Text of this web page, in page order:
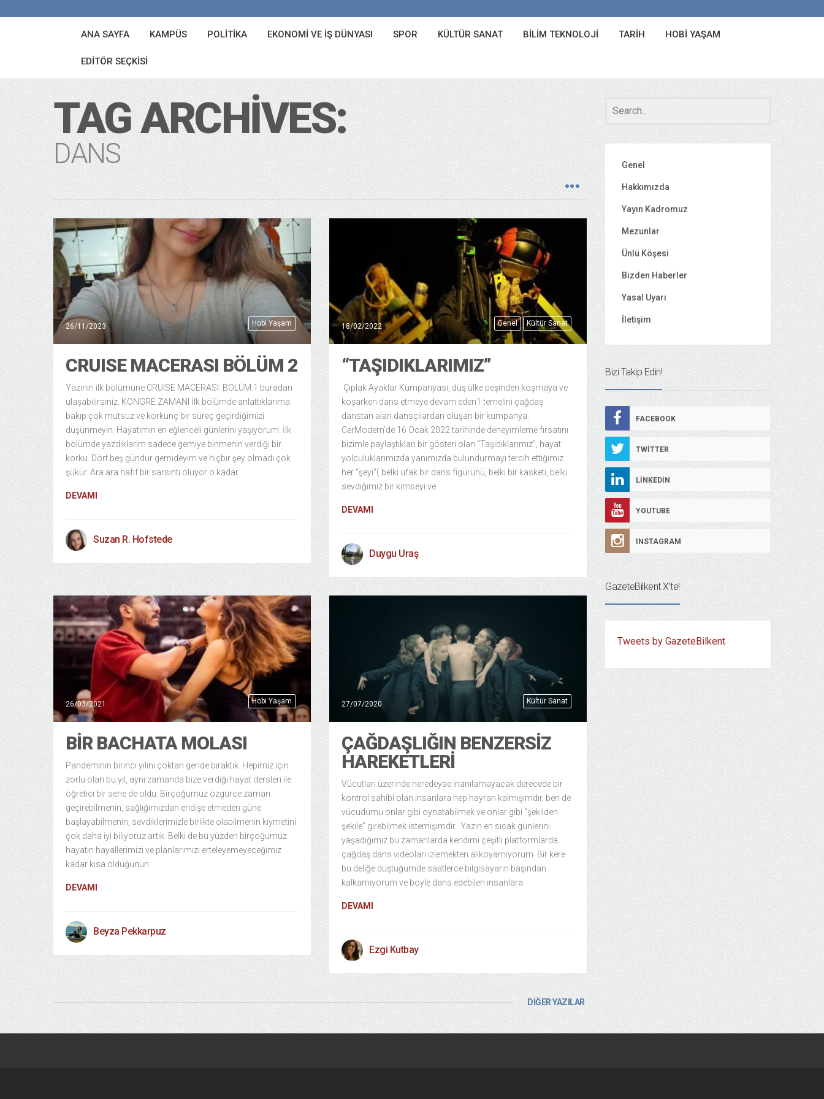
ANA SAYFA KAMPÜS POLITIKA EKONOMI VE İŞ DÜNYASI SPOR KÜLTÜR SANAT BILIM TEKNOLOJI TARIH HOBI YAŞAM
EDITÖR SEÇKISI
TAG ARCHIVES:
DANS
Hobi Yaşam
26/11/2023
CRUISE MACERASI BÖLÜM 2
Yazının ilk bölümüne CRUISE MACERASI: BÖLÜM 1 buradan
ulaşabilirsiniz. KONGRE ZAMANI İlk bölümde anlattıklarıma
bakıp çok mutsuz ve korkunç bir süreç geçirdiğimizi
düşünmeyin. Hayatımın en eğlenceli günlerini yaşıyorum. İlk
bölümde yazdıklarım sadece gemiye binmenin verdiği bir
korku. Dört beş gündür gemideyim ve hiçbir şey olmadı çok
şükür. Ara ara hafif bir sarsıntı oluyor o kadar.
DEVAMI
Suzan R. Hofstede
Genel Kültür Sanat
18/02/2022
“TAŞIDIKLARIMIZ”
Çıplak Ayaklar Kumpanyası, düş ülke peşinden koşmaya ve
koşarken dans etmeye devam eden1 temelini çağdaş
danstan alan dansçılardan oluşan bir kumpanya.
CerModern’de 16 Ocak 2022 tarihinde deneyimleme fırsatını
bizimle paylaştıkları bir gösteri olan “Taşıdıklarımız”, hayat
yolculuklarımızda yanımızda bulundurmayı tercih ettiğimiz
her “şeyi”( belki ufak bir dans figürünü, belki bir kasketi, belki
sevdiğimiz bir kimseyi ve
DEVAMI
Duygu Uraş
Hobi Yaşam
26/03/2021
BİR BACHATA MOLASI
Pandeminin birinci yılını çoktan geride bıraktık. Hepimiz için
zorlu olan bu yıl, aynı zamanda bize verdiği hayat dersleri ile
öğretici bir sene de oldu. Birçoğumuz özgürce zaman
geçirebilmenin, sağlığımızdan endişe etmeden güne
başlayabilmenin, sevdiklerimizle birlikte olabilmenin kıymetini
çok daha iyi biliyoruz artık. Belki de bu yüzden birçoğumuz
hayatın hayallerimizi ve planlarımızı erteleyemeyeceğimiz
kadar kısa olduğunun
DEVAMI
Beyza Pekkarpuz
Kültür Sanat
27/07/2020
ÇAĞDAŞLIĞIN BENZERSIZ
HAREKETLERI
Vücutları üzerinde neredeyse inanılamayacak derecede bir
kontrol sahibi olan insanlara hep hayran kalmışımdır, ben de
vücudumu onlar gibi oynatabilmek ve onlar gibi “şekilden
şekile” girebilmek istemişimdir. Yazın en sıcak günlerini
yaşadığımız bu zamanlarda kendimi çeşitli platformlarda
çağdaş dans videoları izlemekten alıkoyamıyorum. Bir kere
bu deliğe düştüğümde saatlerce bilgisayarın başından
kalkamıyorum ve böyle dans edebilen insanlara
DEVAMI
Ezgi Kutbay
DİĞER YAZILAR
Genel
Hakkımızda
Yayın Kadromuz
Mezunlar
Ünlü Köşesi
Bizden Haberler
Yasal Uyarı
İletişim
Bizi Takip Edin!
FACEBOOK
TWITTER
LINKEDIN
YOUTUBE
INSTAGRAM
GazeteBilkent X’te!
Tweets by GazeteBilkent